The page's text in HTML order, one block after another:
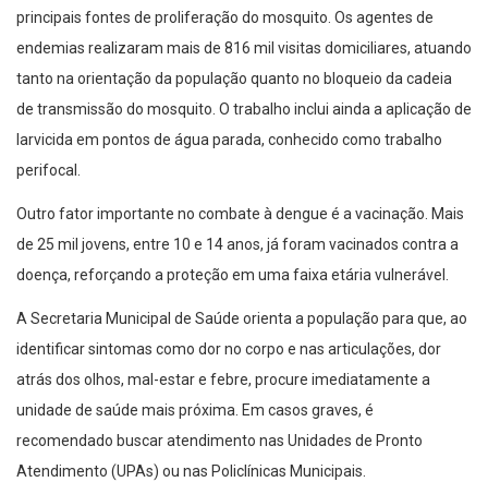
principais fontes de proliferação do mosquito. Os agentes de
endemias realizaram mais de 816 mil visitas domiciliares, atuando
tanto na orientação da população quanto no bloqueio da cadeia
de transmissão do mosquito. O trabalho inclui ainda a aplicação de
larvicida em pontos de água parada, conhecido como trabalho
perifocal.
Outro fator importante no combate à dengue é a vacinação. Mais
de 25 mil jovens, entre 10 e 14 anos, já foram vacinados contra a
doença, reforçando a proteção em uma faixa etária vulnerável.
A Secretaria Municipal de Saúde orienta a população para que, ao
identificar sintomas como dor no corpo e nas articulações, dor
atrás dos olhos, mal-estar e febre, procure imediatamente a
unidade de saúde mais próxima. Em casos graves, é
recomendado buscar atendimento nas Unidades de Pronto
Atendimento (UPAs) ou nas Policlínicas Municipais.